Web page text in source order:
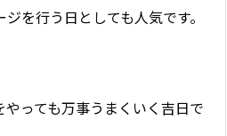
を行う日としても人気です。
っても万事うまくいく吉日で